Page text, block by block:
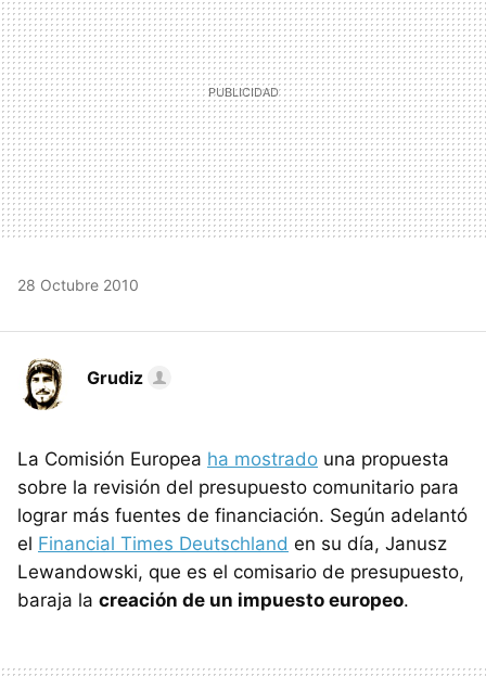
28 Octubre 2010
Grudiz
La Comisión Europea ha mostrado una propuesta
sobre la revisión del presupuesto comunitario para
lograr más fuentes de financiación. Según adelantó
el Financial Times Deutschland en su día, Janusz
Lewandowski, que es el comisario de presupuesto,
baraja la creación de un impuesto europeo.